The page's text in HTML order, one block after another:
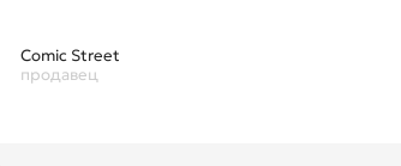
Comic Street
продавец